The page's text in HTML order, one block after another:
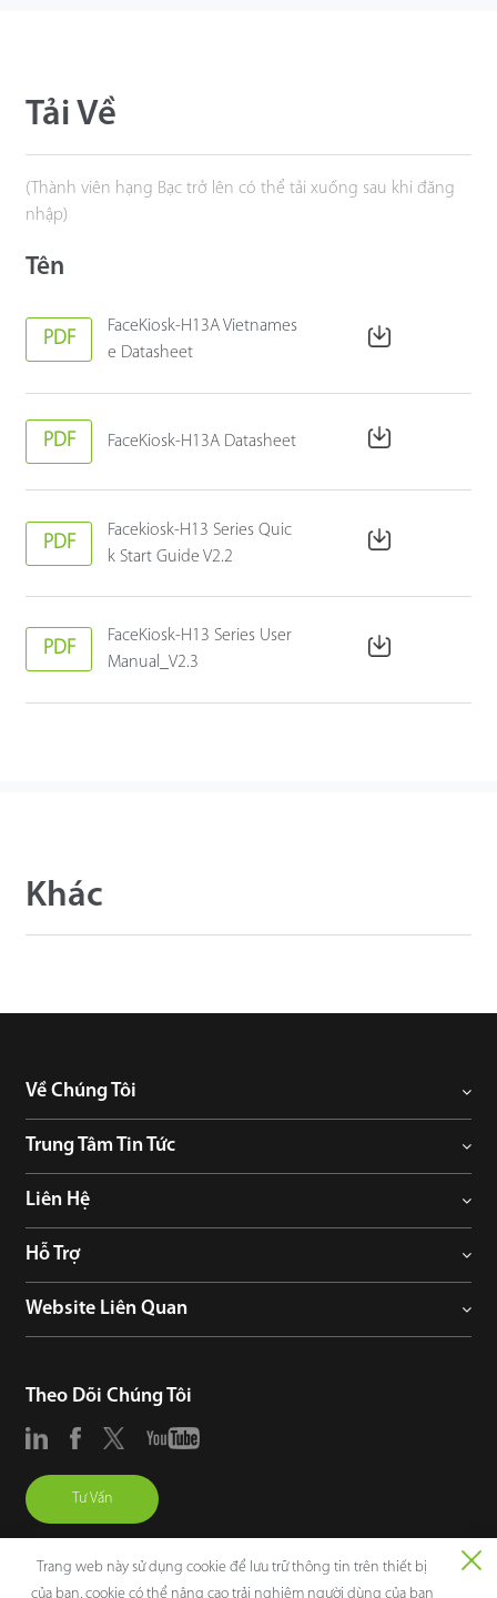
Tải Về
(Thành viên hạng Bạc trở lên có thể tải xuống sau khi đăng
nhập)
Tên
PDF
FaceKiosk-H13A Vietnames
e Datasheet
PDF FaceKiosk-H13A Datasheet
PDF
Facekiosk-H13 Series Quic
k Start Guide V2.2
PDF
FaceKiosk-H13 Series User
Manual_V2.3
Khác
Về Chúng Tôi
Trung Tâm Tin Tức
Liên Hệ
Hỗ Trợ
Website Liên Quan
Theo Dõi Chúng Tôi
Tư Vấn
Trang web này sử dụng cookie để lưu trữ thông tin trên thiết bị
của bạn, cookie có thể nâng cao trải nghiệm người dùng của bạn